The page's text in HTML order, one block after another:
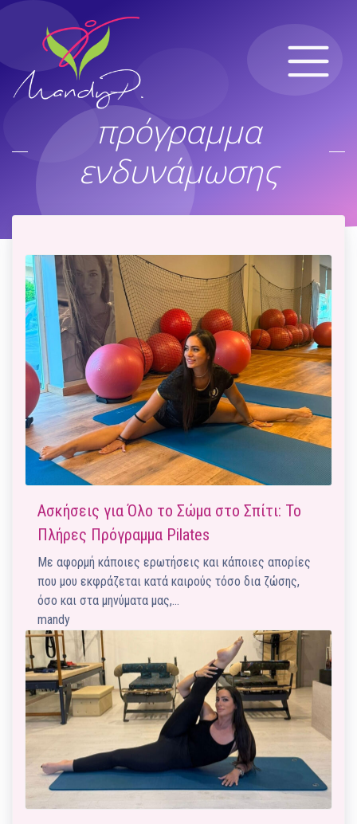
πρόγραμμα
ενδυνάμωσης
Ασκήσεις για Όλο το Σώμα στο Σπίτι: Το
Πλήρες Πρόγραμμα Pilates
Με αφορμή κάποιες ερωτήσεις και κάποιες απορίες
που μου εκφράζεται κατά καιρούς τόσο δια ζώσης,
όσο και στα μηνύματα μας,…
mandy